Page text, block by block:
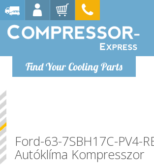
Find Your Cooling Parts
Ford-63-7SBH17C-PV4-
Autóklíma Kompresszor